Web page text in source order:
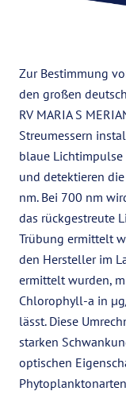
Zur Bestimmung
den großen
RV MARIA S
Streumessern
blaue
und detektieren
nm. Bei 700 nm
das rückgestreute
Trübung ermittelt
den Hersteller im
ermittelt wurden,
Chlorophyll-a in
lässt. Diese
starken
optischen